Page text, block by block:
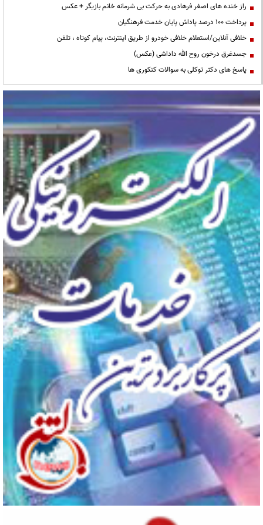
راز خنده های اصغر فرهادی به حرکت بی شرمانه خانم بازیگر + عکس
پرداخت ۱۰۰ درصد پاداش پایان خدمت فرهنگیان
خلافی آنلاین/استعلام خلافی خودرو از طریق اینترنت، پیام کوتاه ، تلفن
جسدغرق درخون روح الله داداشی (عکس)
پاسخ های دکتر توکلی به سوالات کنکوری ها